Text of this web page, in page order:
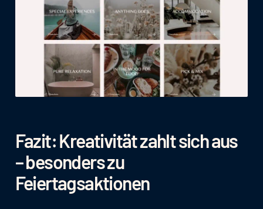
Fazit: Kreativität zahlt sich aus
– besonders zu
Feiertagsaktionen